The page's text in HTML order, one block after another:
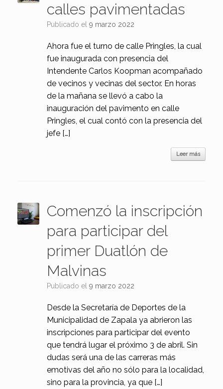
calles pavimentadas
Publicado el 9 marzo 2022
Ahora fue el turno de calle Pringles, la cual
fue inaugurada con presencia del
Intendente Carlos Koopman acompañado
de vecinos y vecinas del sector. En horas
de la mañana se llevó a cabo la
inauguración del pavimento en calle
Pringles, el cual contó con la presencia del
jefe […]
Leer más
Comenzó la inscripción
para participar del
primer Duatlón de
Malvinas
Publicado el 9 marzo 2022
Desde la Secretaría de Deportes de la
Municipalidad de Zapala ya abrieron las
inscripciones para participar del evento
que tendrá lugar el próximo 3 de abril. Sin
dudas será una de las carreras más
emotivas del año no sólo para la localidad,
sino para la provincia, ya que […]